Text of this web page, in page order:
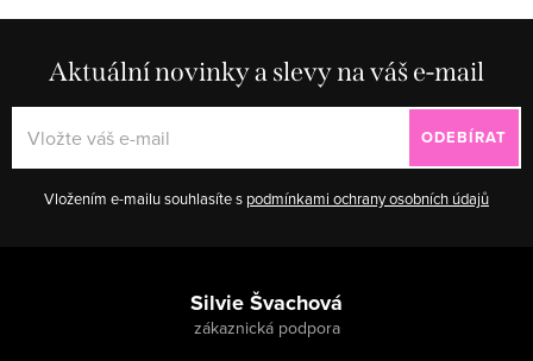
Aktuální novinky a slevy na váš e-mail
Vložením e-mailu souhlasíte s podmínkami ochrany osobních údajů
ODEBÍRAT
Silvie Švachová